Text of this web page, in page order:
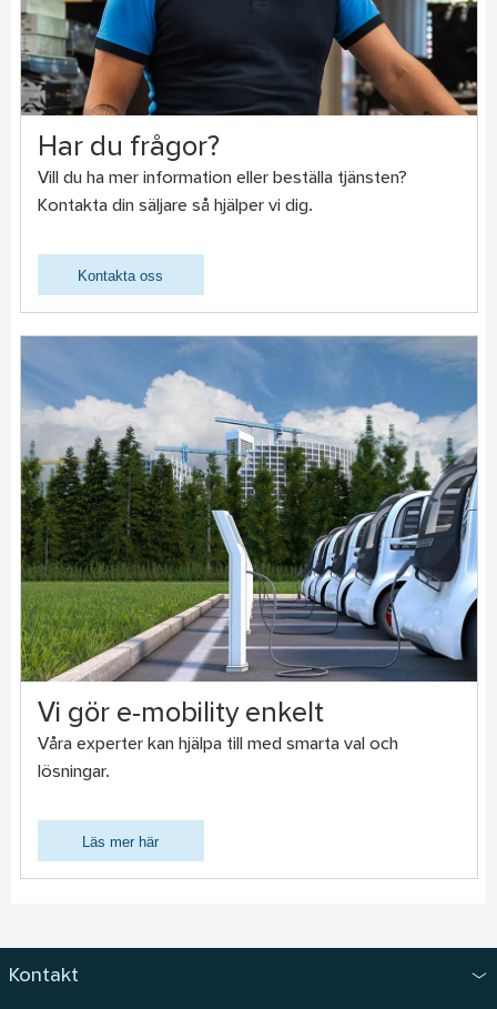
Har du frågor?
Vill du ha mer information eller beställa tjänsten?
Kontakta din säljare så hjälper vi dig.
Kontakta oss
Vi gör e-mobility enkelt
Våra experter kan hjälpa till med smarta val och
lösningar.
Läs mer här
Kontakt